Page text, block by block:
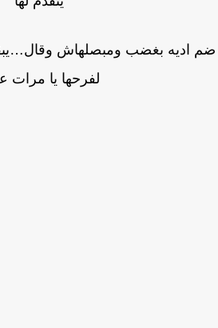
اديه بغضب ومبصلهاش وقال…يبقى
لفرحها يا مرات